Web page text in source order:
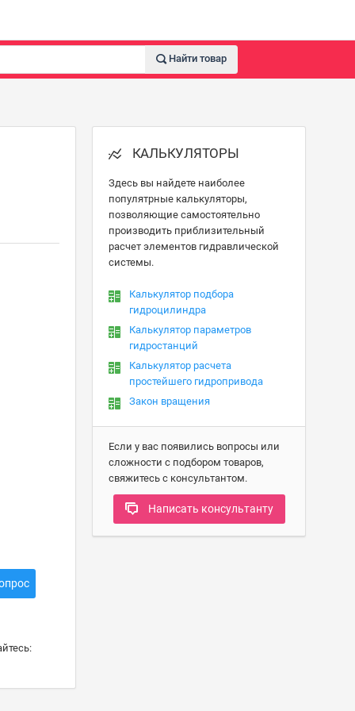
Найти товар
КАЛЬКУЛЯТОРЫ
Здесь вы найдете наиболее
популятрные калькуляторы,
позволяющие самостоятельно
производить приблизительный
расчет элементов гидравлической
системы.
Калькулятор подбора
гидроцилиндра
Калькулятор параметров
гидростанций
Калькулятор расчета
простейшего гидропривода
Закон вращения
Если у вас появились вопросы или
сложности с подбором товаров,
свяжитесь с консультантом.
Написать консультанту